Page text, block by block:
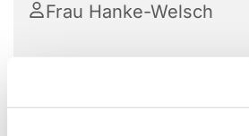
Frau Hanke-Welsch